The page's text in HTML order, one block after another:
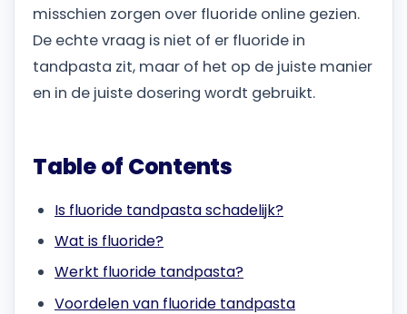
misschien zorgen over fluoride online gezien.
De echte vraag is niet of er fluoride in
tandpasta zit, maar of het op de juiste manier
en in de juiste dosering wordt gebruikt.
Table of Contents
Is fluoride tandpasta schadelijk?
Wat is fluoride?
Werkt fluoride tandpasta?
Voordelen van fluoride tandpasta